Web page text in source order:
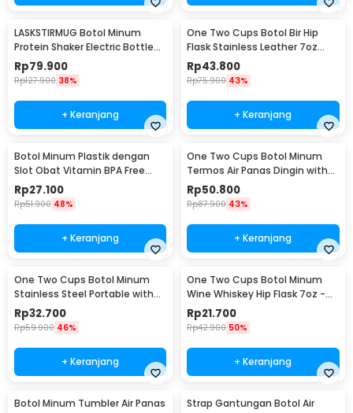
LASKSTIRMUG Botol Minum
Protein Shaker Electric Bottle
BPA Free 480ml - 1505
Rp79.900
Rp127.900 38%
+ Keranjang
One Two Cups Botol Bir Hip
Flask Stainless Leather 7oz
with Shot Glass
Rp43.800
Rp75.900 43%
+ Keranjang
Botol Minum Plastik dengan
Slot Obat Vitamin BPA Free
600ml - 830
Rp27.100
Rp51.900 48%
+ Keranjang
One Two Cups Botol Minum
Termos Air Panas Dingin with
Cup Head 500ml - SUS304
Rp50.800
Rp87.900 43%
+ Keranjang
One Two Cups Botol Minum
Stainless Steel Portable with
Carabiner 750ml - GBD
Rp32.700
Rp59.900 46%
+ Keranjang
One Two Cups Botol Minum
Wine Whiskey Hip Flask 7oz -
F0212
Rp21.700
Rp42.900 50%
+ Keranjang
Botol Minum Tumbler Air Panas
Strap Gantungan Botol Air